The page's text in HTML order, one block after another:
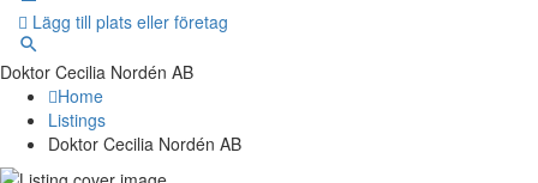
Lägg till plats eller företag
Doktor Cecilia Nordén AB
Home
Listings
Doktor Cecilia Nordén AB